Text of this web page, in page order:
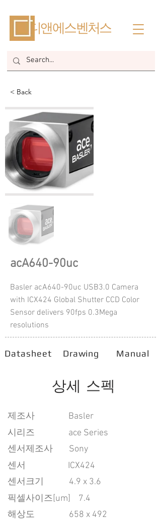
​디앤에스벤처스
< Back
acA640-90uc
Basler acA640-90uc USB3.0 Camera
with ICX424 Global Shutter CCD Color
Sensor delivers 90fps 0.3Mega
resolutions
Datasheet Drawing Manual
상세 스펙
​제조사
시리즈
ace Series
센서제조사
Sony
센서
ICX424
센서크기
픽셀사이즈[um]
7.4
​해상도
658 x 492
Basler
4.9 x 3.6